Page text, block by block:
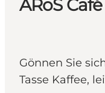
ARoS
Gönnen Sie
Tasse Kaffee,